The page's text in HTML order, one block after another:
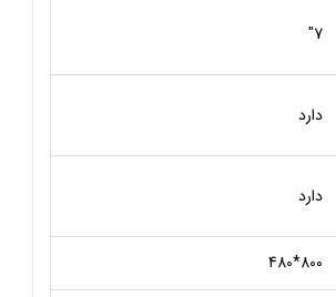
7"
دارد
دارد
800*480